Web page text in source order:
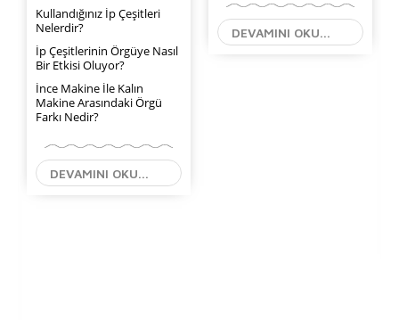
Kullandığınız İp Çeşitleri
Nelerdir?
İp Çeşitlerinin Örgüye Nasıl
Bir Etkisi Oluyor?
İnce Makine İle Kalın
Makine Arasındaki Örgü
Farkı Nedir?
DEVAMINI OKU...
DEVAMINI OKU...